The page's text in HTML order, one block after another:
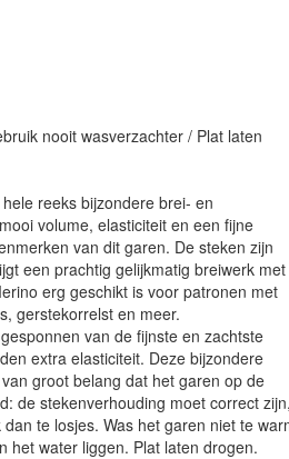
nooit wasverzachter / Plat laten
reeks bijzondere brei- en
volume, elasticiteit en een fijne
van dit garen. De steken zijn
een prachtig gelijkmatig breiwerk met
erg geschikt is voor patronen met
gerstekorrelst en meer.
van de fijnste en zachtste
extra elasticiteit. Deze bijzondere
groot belang dat het garen op de
de stekenverhouding moet correct zijn,
te losjes. Was het garen niet te
het water liggen. Plat laten drogen.